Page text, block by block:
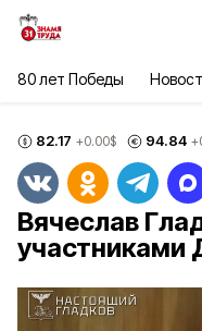
80 лет Победы
82.17 +0.00$ 94.84
Вячеслав
участниками